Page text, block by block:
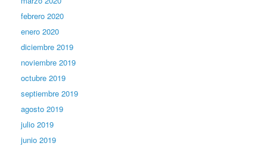
febrero 2020
enero 2020
diciembre 2019
noviembre 2019
octubre 2019
septiembre 2019
agosto 2019
julio 2019
junio 2019